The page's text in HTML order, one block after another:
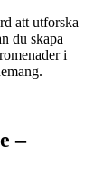
att utforska
du skapa
i
–